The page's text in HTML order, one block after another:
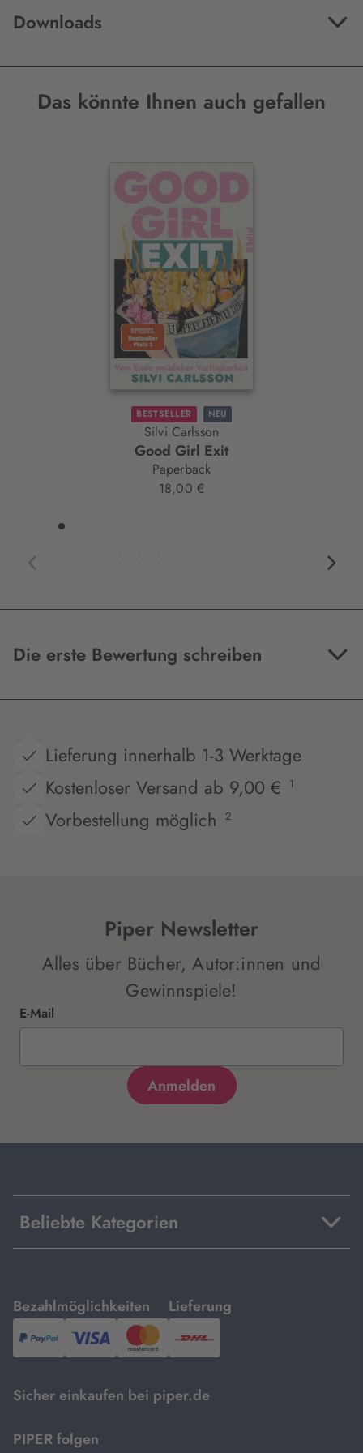
Downloads
Das könnte Ihnen auch gefallen
Interaktives
BESTSELLER NEU
Silvi Carlsson
Good Girl Exit
Paperback
18,00 €
Die erste Bewertung schreiben
Lieferung innerhalb 1-3 Werktage
Kostenloser Versand ab 9,00 €
1
Vorbestellung möglich 2
Piper Newsletter
Alles über Bücher, Autor:innen und
Gewinnspiele!
E-Mail
Beliebte Kategorien
Bezahlmöglichkeiten
mit
PayPal,Visa
und
Lieferung
mit
DHL.
Sicher einkaufen bei piper.de
PIPER folgen